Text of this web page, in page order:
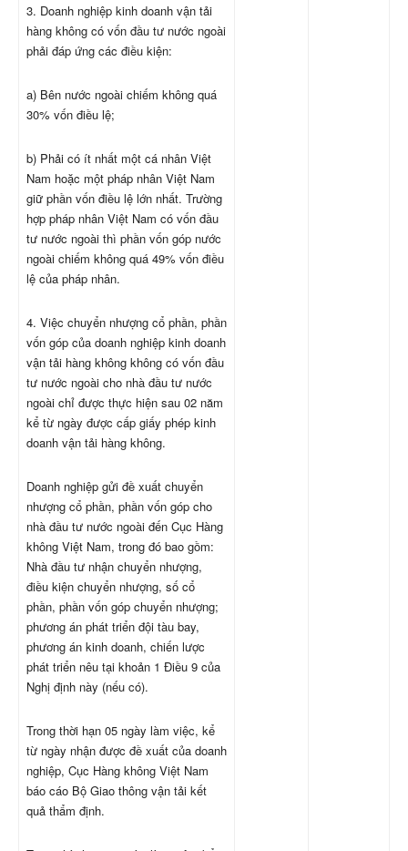
3. Doanh nghiệp kinh doanh vận tải
hàng không có vốn đầu tư nước ngoài
phải đáp ứng các điều kiện:
a) Bên nước ngoài chiếm không quá
30% vốn điều lệ;
b) Phải có ít nhất một cá nhân Việt
Nam hoặc một pháp nhân Việt Nam
giữ phần vốn điều lệ lớn nhất. Trường
hợp pháp nhân Việt Nam có vốn đầu
tư nước ngoài thì phần vốn góp nước
ngoài chiếm không quá 49% vốn điều
lệ của pháp nhân.
4. Việc chuyển nhượng cổ phần, phần
vốn góp của doanh nghiệp kinh doanh
vận tải hàng không không có vốn đầu
tư nước ngoài cho nhà đầu tư nước
ngoài chỉ được thực hiện sau 02 năm
kể từ ngày được cấp giấy phép kinh
doanh vận tải hàng không.
Doanh nghiệp gửi đề xuất chuyển
nhượng cổ phần, phần vốn góp cho
nhà đầu tư nước ngoài đến Cục Hàng
không Việt Nam, trong đó bao gồm:
Nhà đầu tư nhận chuyển nhượng,
điều kiện chuyển nhượng, số cổ
phần, phần vốn góp chuyển nhượng;
phương án phát triển đội tàu bay,
phương án kinh doanh, chiến lược
phát triển nêu tại khoản 1 Điều 9 của
Nghị định này (nếu có).
Trong thời hạn 05 ngày làm việc, kể
từ ngày nhận được đề xuất của doanh
nghiệp, Cục Hàng không Việt Nam
báo cáo Bộ Giao thông vận tải kết
quả thẩm định.